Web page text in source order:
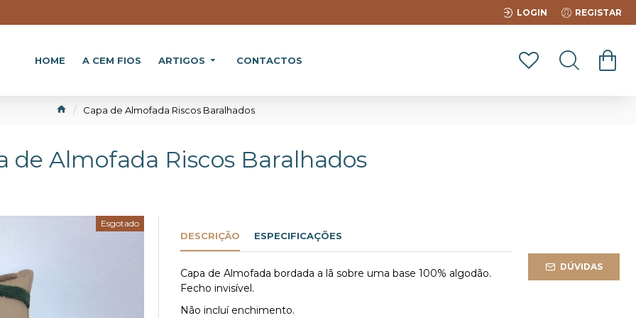
LOGIN REGISTAR
HOME A CEM FIOS ARTIGOS CONTACTOS
Capa de Almofada Riscos Baralhados
de Almofada Riscos Baralhados
Esgotado
DESCRIÇÃO ESPECIFICAÇÕES
Capa de Almofada bordada a lã sobre uma base 100% algodão.
Fecho invisível.
Não incluí enchimento.
DÚVIDAS